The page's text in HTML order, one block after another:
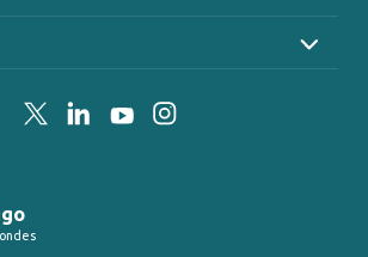
TwitterLinkedInYouTubeInstagram